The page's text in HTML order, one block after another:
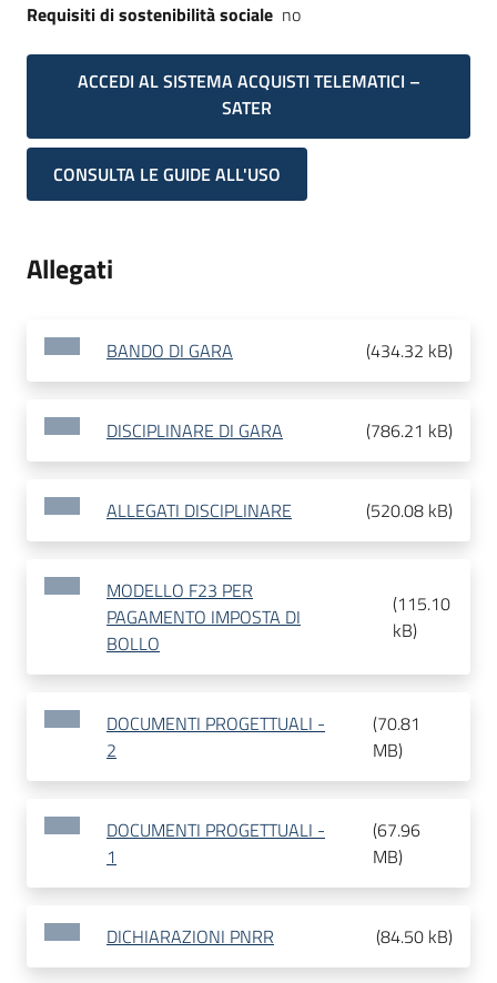
Requisiti di sostenibilità sociale no
ACCEDI AL SISTEMA ACQUISTI TELEMATICI –
SATER
CONSULTA LE GUIDE ALL'USO
Allegati
BANDO DI GARA (434.32 kB)
DISCIPLINARE DI GARA (786.21 kB)
ALLEGATI DISCIPLINARE (520.08 kB)
MODELLO F23 PER
PAGAMENTO IMPOSTA DI
BOLLO
(115.10
kB)
DOCUMENTI PROGETTUALI -
2
(70.81
MB)
DOCUMENTI PROGETTUALI -
1
(67.96
MB)
DICHIARAZIONI PNRR (84.50 kB)